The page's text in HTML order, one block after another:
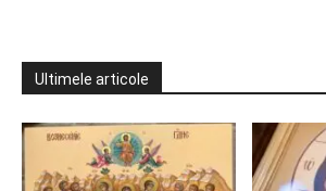
Ultimele articole